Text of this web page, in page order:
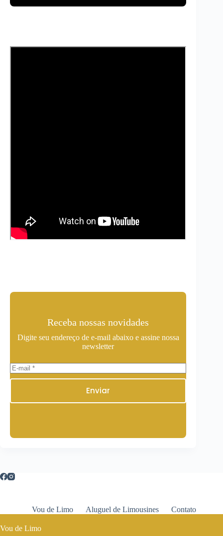
Receba nossas novidades
Digite seu endereço de e-mail abaixo e assine nossa
newsletter
Enviar
Vou de Limo Aluguel de Limousines Contato
Vou de Limo